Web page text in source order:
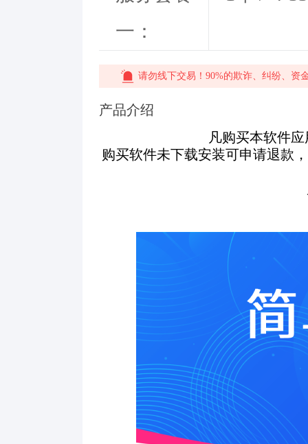
一：
请勿线下交易！90%的欺诈、纠纷、资
产品介绍
凡购买本软件
购买软件未下载安装可申请退款